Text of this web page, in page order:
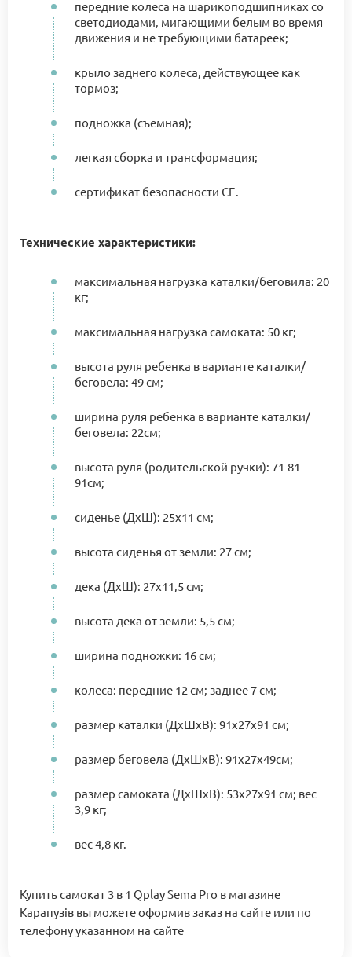
передние колеса на шарикоподшипниках со
светодиодами, мигающими белым во время
движения и не требующими батареек;
крыло заднего колеса, действующее как
тормоз;
подножка (съемная);
легкая сборка и трансформация;
сертификат безопасности CE.
Технические характеристики:
максимальная нагрузка каталки/беговила: 20
кг;
максимальная нагрузка самоката: 50 кг;
высота руля ребенка в варианте каталки/
беговела: 49 см;
ширина руля ребенка в варианте каталки/
беговела: 22см;
высота руля (родительской ручки): 71-81-
91см;
сиденье (ДхШ): 25х11 см;
высота сиденья от земли: 27 см;
дека (ДхШ): 27х11,5 см;
высота дека от земли: 5,5 см;
ширина подножки: 16 см;
колеса: передние 12 см; заднее 7 см;
размер каталки (ДхШхВ): 91х27х91 см;
размер беговела (ДхШхВ): 91х27х49см;
размер самоката (ДхШхВ): 53х27х91 см; вес
3,9 кг;
вес 4,8 кг.
Купить самокат 3 в 1 Qplay Sema Pro в магазине
Карапузів вы можете оформив заказ на сайте или по
телефону указанном на сайте